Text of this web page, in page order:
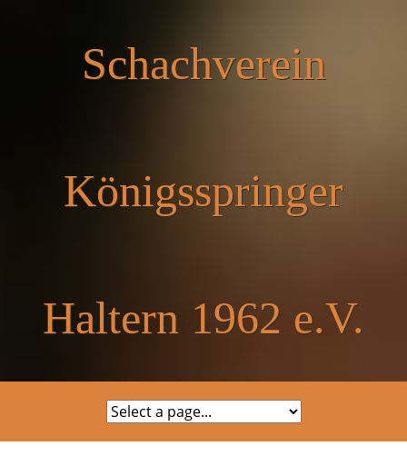
Schachverein
Königsspringer
Haltern 1962 e.V.